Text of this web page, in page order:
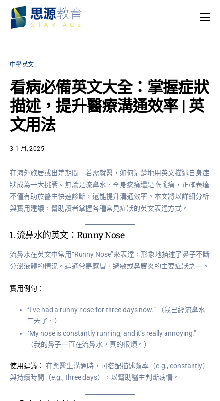
主頁
思源專欄
關於我們
中學英文
看病必備英文大全：掌握症狀
描述，提升醫療溝通效率 | 英
文用法
3 1 月, 2025
在海外旅居或出差期間，若需就醫，如何清楚地用英文描述自身症
狀成為一大挑戰。無論是流鼻水、全身痠痛還是喉嚨痛，正確表達
不僅有助於醫生快速診斷，還能提升溝通效率。本文將以詳細分析
與實用建議，幫助讀者掌握各種常見症狀的英文表達方式。
1. 流鼻水的英文：Runny Nose
流鼻水在英文中常用“Runny Nose”來表達，形象地描述了鼻子不斷
分泌液體的情況。這通常是感冒、過敏或鼻竇炎的主要症狀之一。
實用例句：
“I’ve had a runny nose for three days now.” （我已經流鼻水
三天了。）
“My nose is constantly running, and it’s really annoying.”
（我的鼻子一直在流鼻水，真的很煩。）
使用建議： 在與醫生溝通時，可搭配描述頻率（e.g., constantly）
與持續時間（e.g., three days），以幫助醫生判斷病情。